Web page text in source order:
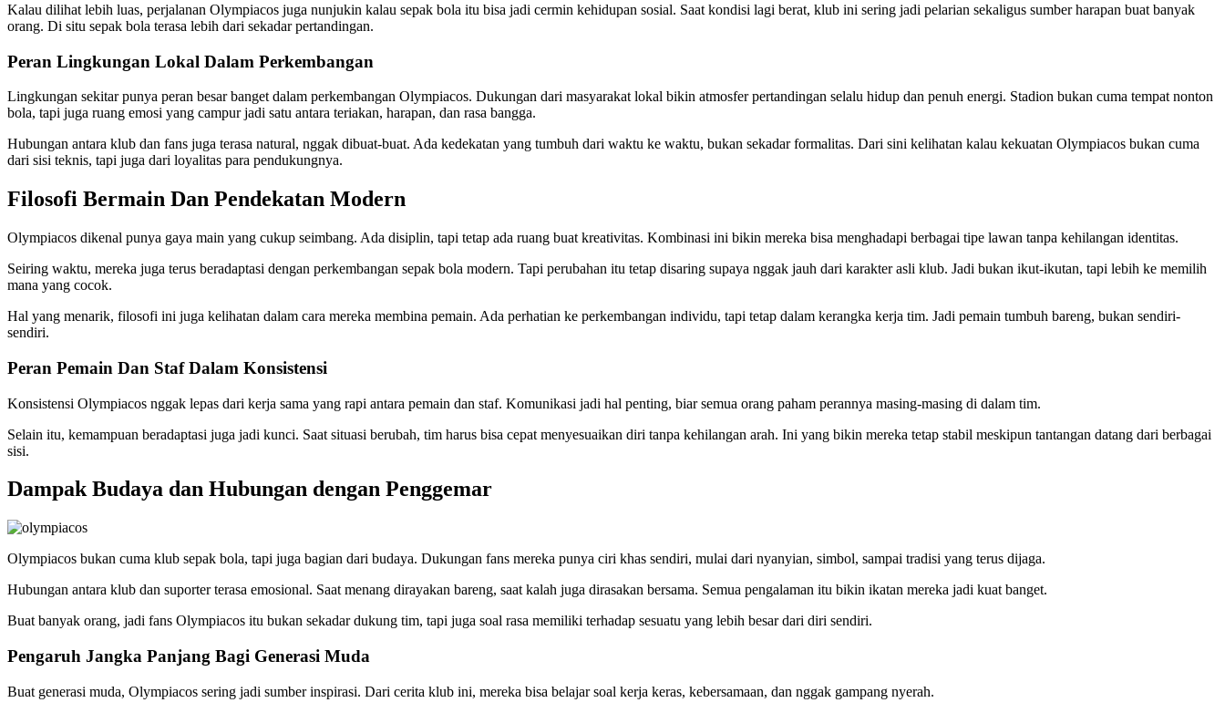
Kalau dilihat lebih luas, perjalanan Olympiacos juga nunjukin kalau sepak bola itu bisa jadi cermin kehidupan sosial. Saat kondisi lagi berat, klub ini sering jadi pelarian sekaligus sumber harapan buat banyak
orang. Di situ sepak bola terasa lebih dari sekadar pertandingan.
Peran Lingkungan Lokal Dalam Perkembangan
Lingkungan sekitar punya peran besar banget dalam perkembangan Olympiacos. Dukungan dari masyarakat lokal bikin atmosfer pertandingan selalu hidup dan penuh energi. Stadion bukan cuma tempat nonton
bola, tapi juga ruang emosi yang campur jadi satu antara teriakan, harapan, dan rasa bangga.
Hubungan antara klub dan fans juga terasa natural, nggak dibuat-buat. Ada kedekatan yang tumbuh dari waktu ke waktu, bukan sekadar formalitas. Dari sini kelihatan kalau kekuatan Olympiacos bukan cuma
dari sisi teknis, tapi juga dari loyalitas para pendukungnya.
Filosofi Bermain Dan Pendekatan Modern
Olympiacos dikenal punya gaya main yang cukup seimbang. Ada disiplin, tapi tetap ada ruang buat kreativitas. Kombinasi ini bikin mereka bisa menghadapi berbagai tipe lawan tanpa kehilangan identitas.
Seiring waktu, mereka juga terus beradaptasi dengan perkembangan sepak bola modern. Tapi perubahan itu tetap disaring supaya nggak jauh dari karakter asli klub. Jadi bukan ikut-ikutan, tapi lebih ke memilih
mana yang cocok.
Hal yang menarik, filosofi ini juga kelihatan dalam cara mereka membina pemain. Ada perhatian ke perkembangan individu, tapi tetap dalam kerangka kerja tim. Jadi pemain tumbuh bareng, bukan sendiri-
sendiri.
Peran Pemain Dan Staf Dalam Konsistensi
Konsistensi Olympiacos nggak lepas dari kerja sama yang rapi antara pemain dan staf. Komunikasi jadi hal penting, biar semua orang paham perannya masing-masing di dalam tim.
Selain itu, kemampuan beradaptasi juga jadi kunci. Saat situasi berubah, tim harus bisa cepat menyesuaikan diri tanpa kehilangan arah. Ini yang bikin mereka tetap stabil meskipun tantangan datang dari berbagai
sisi.
Dampak Budaya dan Hubungan dengan Penggemar
Olympiacos bukan cuma klub sepak bola, tapi juga bagian dari budaya. Dukungan fans mereka punya ciri khas sendiri, mulai dari nyanyian, simbol, sampai tradisi yang terus dijaga.
Hubungan antara klub dan suporter terasa emosional. Saat menang dirayakan bareng, saat kalah juga dirasakan bersama. Semua pengalaman itu bikin ikatan mereka jadi kuat banget.
Buat banyak orang, jadi fans Olympiacos itu bukan sekadar dukung tim, tapi juga soal rasa memiliki terhadap sesuatu yang lebih besar dari diri sendiri.
Pengaruh Jangka Panjang Bagi Generasi Muda
Buat generasi muda, Olympiacos sering jadi sumber inspirasi. Dari cerita klub ini, mereka bisa belajar soal kerja keras, kebersamaan, dan nggak gampang nyerah.